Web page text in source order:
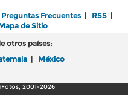
Preguntas Frecuentes | RSS |
de Sitio
otros países:
| México
2001-2026